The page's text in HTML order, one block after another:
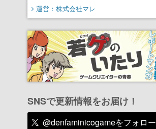
運営：株式会社マレ
SNSで更新情報をお届け！
@denfaminicogameをフォロー